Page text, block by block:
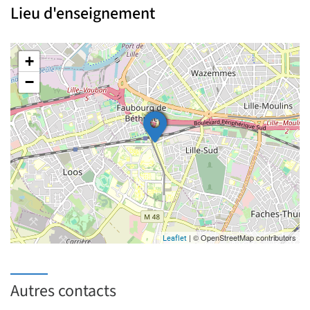
Lieu d'enseignement
+
−
Leaflet | © OpenStreetMap contributors
Autres contacts